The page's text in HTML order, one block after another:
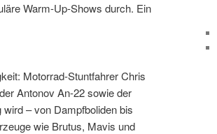
Warm-Up-Shows durch. Ein
Motorrad-Stuntfahrer Chris
Antonov An-22 sowie der
– von Dampfboliden bis
wie Brutus, Mavis und